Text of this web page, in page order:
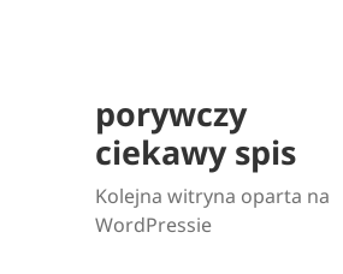
porywczy
ciekawy spis
Kolejna witryna oparta na
WordPressie